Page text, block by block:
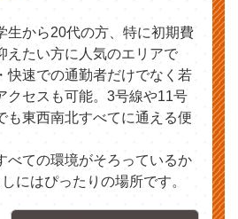
生から20代の方、特に初期費
えたい方に人気のエリアで
快速での通勤者だけでなく若
クセスも可能。3号線や11号
も東西南北すべてに通える便
べての環境がそろっているか
にはぴったりの場所です。